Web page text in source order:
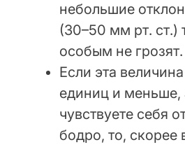
небольшие
(30–50 мм рт. ст.)
особым не грозят.
Если эта
единиц и меньше,
чувствуете себя
бодро, то, скорее